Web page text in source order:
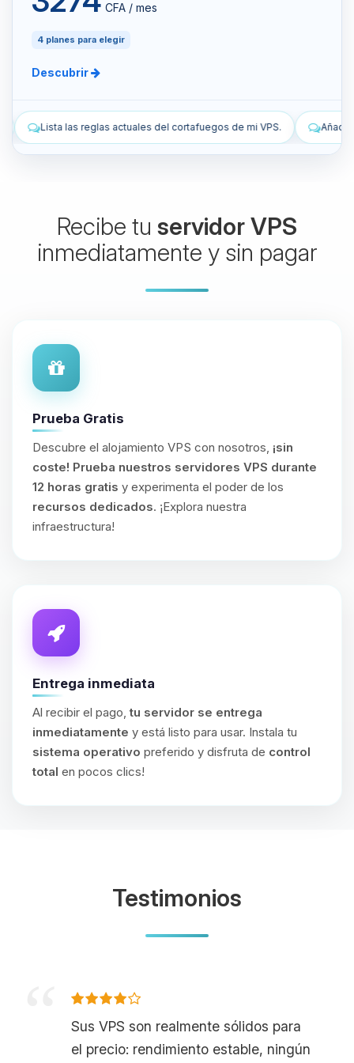
CFA / mes
4 planes para elegir
Descubrir
cortafuegos de mi VPS. Añade una regla de cortafuegos para
Recibe tu servidor VPS
inmediatamente y sin pagar
Prueba Gratis
Descubre el alojamiento VPS con nosotros, ¡sin
coste! Prueba nuestros servidores VPS durante
12 horas gratis y experimenta el poder de los
recursos dedicados. ¡Explora nuestra
infraestructura!
Entrega inmediata
Al recibir el pago,tu servidor se entrega
inmediatamente y está listo para usar. Instala tu
sistema operativo preferido y disfruta de control
total en pocos clics!
Testimonios
Sus VPS son realmente sólidos para
el precio: rendimiento estable, ningún